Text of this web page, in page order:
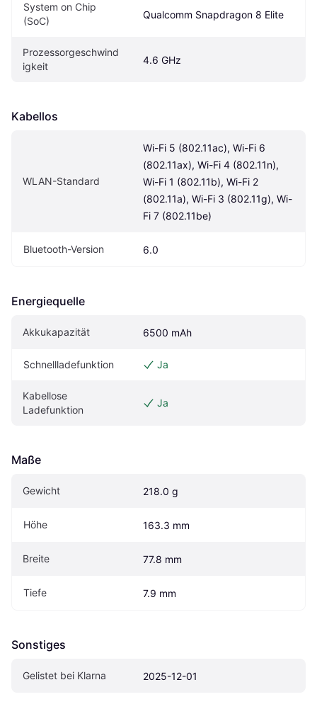
System on Chip
(SoC)
Qualcomm Snapdragon 8 Elite
Prozessorgeschwind
igkeit
4.6 GHz
Kabellos
WLAN-Standard
Wi-Fi 5 (802.11ac), Wi-Fi 6
(802.11ax), Wi-Fi 4 (802.11n),
Wi-Fi 1 (802.11b), Wi-Fi 2
(802.11a), Wi-Fi 3 (802.11g), Wi-
Fi 7 (802.11be)
Bluetooth-Version 6.0
Energiequelle
Akkukapazität 6500 mAh
Schnellladefunktion Ja
Kabellose
Ladefunktion
Ja
Maße
Gewicht 218.0 g
Höhe 163.3 mm
Breite 77.8 mm
Tiefe 7.9 mm
Sonstiges
Gelistet bei Klarna 2025-12-01